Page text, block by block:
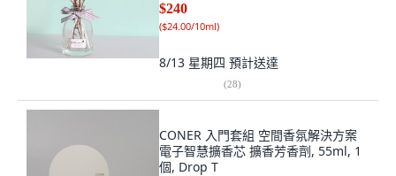
$240
($24.00/10ml)
8/13 星期四 預計送達
(28)
CONER 入門套組 空間香氛解決方案
電子智慧擴香芯 擴香芳香劑, 55ml, 1
個, Drop T